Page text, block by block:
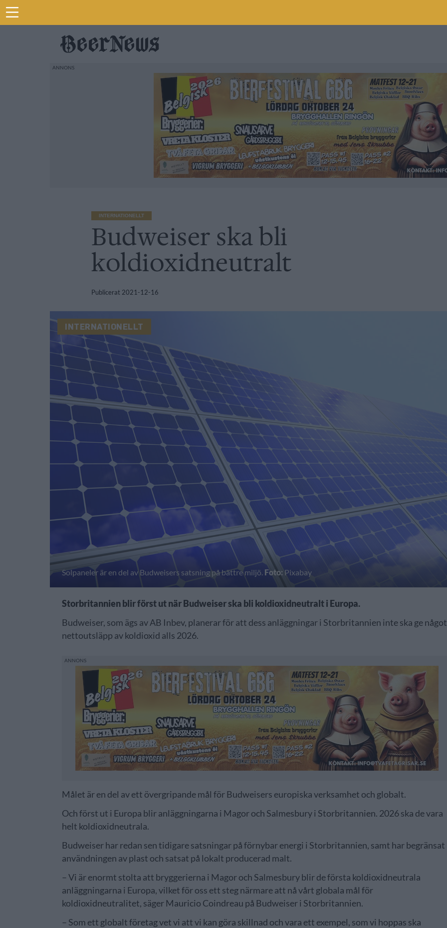
INTERNATIONELLT
Budweiser ska bli
koldioxidneutralt
Publicerat 2021-12-16
INTERNATIONELLT
Solpaneler är en del av Budweisers satsning på bättre miljö. Foto: Pixabay
Storbritannien blir först ut när Budweiser ska bli koldioxidneutralt i Europa.
Budweiser, som ägs av AB Inbev, planerar för att dess anläggningar i Storbritannien inte ska ge något
nettoutsläpp av koldioxid alls 2026.
Målet är en del av ett övergripande mål för Budweisers europiska verksamhet och globalt.
Och först ut i Europa blir anläggningarna i Magor och Salmesbury i Storbritannien. 2026 ska de vara
helt koldioxidneutrala.
Budweiser har redan sen tidigare satsningar på förnybar energi i Storbritannien, samt har begränsat
användningen av plast och satsat på lokalt producerad malt.
– Vi är enormt stolta att bryggerierna i Magor och Salmesbury blir de första koldioxidneutrala
anläggningarna i Europa, vilket för oss ett steg närmare att nå vårt globala mål för
koldioxidneutralitet, säger Mauricio Coindreau på Budweiser i Storbritannien.
– Som ett globalt företag vet vi att vi kan göra skillnad och vara ett exempel, som vi hoppas ska